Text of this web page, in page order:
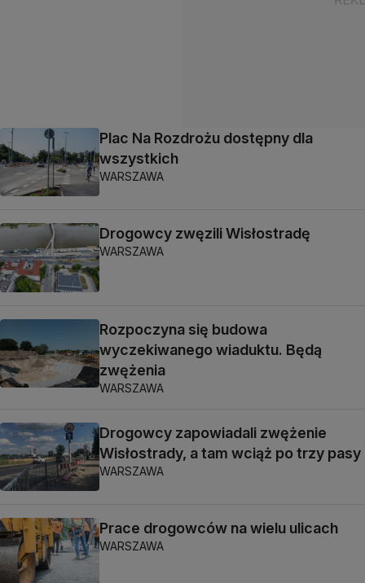
Plac Na Rozdrożu dostępny dla
wszystkich
WARSZAWA
Drogowcy zwęzili Wisłostradę
WARSZAWA
Rozpoczyna się budowa
wyczekiwanego wiaduktu. Będą
zwężenia
WARSZAWA
Drogowcy zapowiadali zwężenie
Wisłostrady, a tam wciąż po trzy pasy
WARSZAWA
Prace drogowców na wielu ulicach
WARSZAWA